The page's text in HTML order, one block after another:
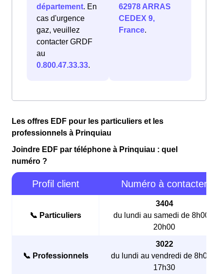
département. En
cas d'urgence
gaz, veuillez
contacter GRDF
au
0.800.47.33.33.
62978 ARRAS
CEDEX 9,
France.
Les offres EDF pour les particuliers et les
professionnels à Prinquiau
Joindre EDF par téléphone à Prinquiau : quel
numéro ?
Profil client Numéro à contacter
📞 Particuliers
3404
du lundi au samedi de 8h00 à
20h00
📞 Professionnels
3022
du lundi au vendredi de 8h00 à
17h30